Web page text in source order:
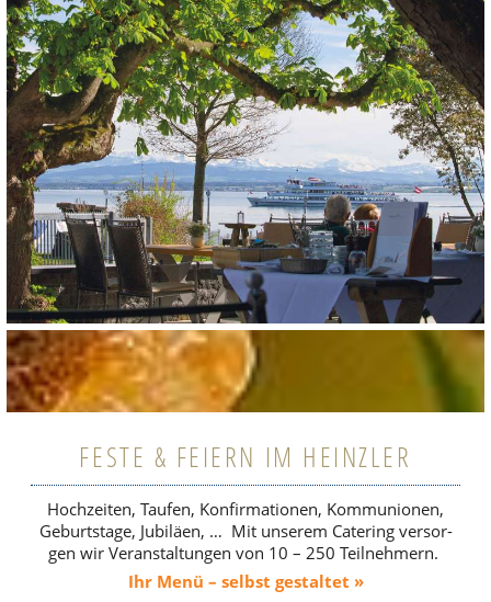
FESTE & FEIERN IM HEINZLER
Hoch­zei­ten, Taufen, Kon­fir­ma­tio­nen, Kom­mu­nio­nen,
Geburts­tage, Jubi­läen, … Mit unserem Cate­ring ver­sor­
gen wir Ver­an­stal­tun­gen von 10 – 250 Teil­neh­mern.
Ihr Menü – selbst gestal­tet »